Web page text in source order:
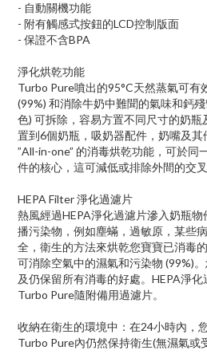
- 自動關機功能
- 附有觸感式按鈕的LCD控制版面
- 保證不含BPA
淨化烘乾功能
Turbo Pure噴出的95°C天然蒸氣可有
(99%) 和消除牛奶中難聞的氣味和鈣
色) 可拆除，容易方置不同尺寸的奶
置到6個奶瓶，吸奶器配件，奶嘴及
”All-in-one” 的消毒烘乾功能，可於同
件的核心，這可減低或排除外間的交叉
HEPA Filter 淨化過濾片
熱風經過HEPA淨化過濾片滲入奶瓶
播污染物，例如塵蟎，過敏原，某些
全，衛生的方法來烘乾您寶寶已消毒
可消除空氣中的濕氣和污染物 (99%)
及仍保留所有消毒的好處。HEPA淨化
Turbo Pure隨附備用過濾片。
收納在衛生的環境中：在24小時內，
Turbo Pure內仍然保持衛生(無濕氣或